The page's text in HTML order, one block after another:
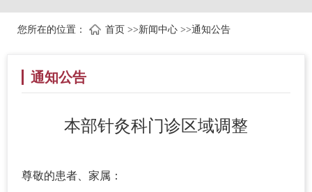
您所在的位置： 首页 >>新闻中心 >>通知公告
通知公告
本部针灸科门诊区域调整
尊敬的患者、家属：